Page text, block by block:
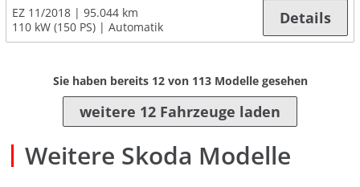
EZ 11/2018
95.044 km
110 kW (150 PS)
Automatik Details
Sie haben bereits 12von 113Modelle gesehen
weitere 12 Fahrzeuge laden
Weitere Skoda Modelle